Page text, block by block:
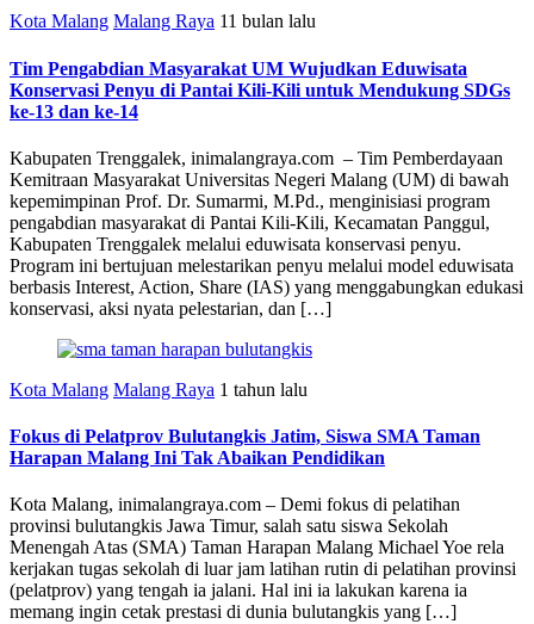
Kota Malang Malang Raya 11 bulan lalu
Tim Pengabdian Masyarakat UM Wujudkan Eduwisata
Konservasi Penyu di Pantai Kili-Kili untuk Mendukung SDGs
ke-13 dan ke-14
Kabupaten Trenggalek, inimalangraya.com – Tim Pemberdayaan
Kemitraan Masyarakat Universitas Negeri Malang (UM) di bawah
kepemimpinan Prof. Dr. Sumarmi, M.Pd., menginisiasi program
pengabdian masyarakat di Pantai Kili-Kili, Kecamatan Panggul,
Kabupaten Trenggalek melalui eduwisata konservasi penyu.
Program ini bertujuan melestarikan penyu melalui model eduwisata
berbasis Interest, Action, Share (IAS) yang menggabungkan edukasi
konservasi, aksi nyata pelestarian, dan […]
Kota Malang Malang Raya 1 tahun lalu
Fokus di Pelatprov Bulutangkis Jatim, Siswa SMA Taman
Harapan Malang Ini Tak Abaikan Pendidikan
Kota Malang, inimalangraya.com – Demi fokus di pelatihan
provinsi bulutangkis Jawa Timur, salah satu siswa Sekolah
Menengah Atas (SMA) Taman Harapan Malang Michael Yoe rela
kerjakan tugas sekolah di luar jam latihan rutin di pelatihan provinsi
(pelatprov) yang tengah ia jalani. Hal ini ia lakukan karena ia
memang ingin cetak prestasi di dunia bulutangkis yang […]